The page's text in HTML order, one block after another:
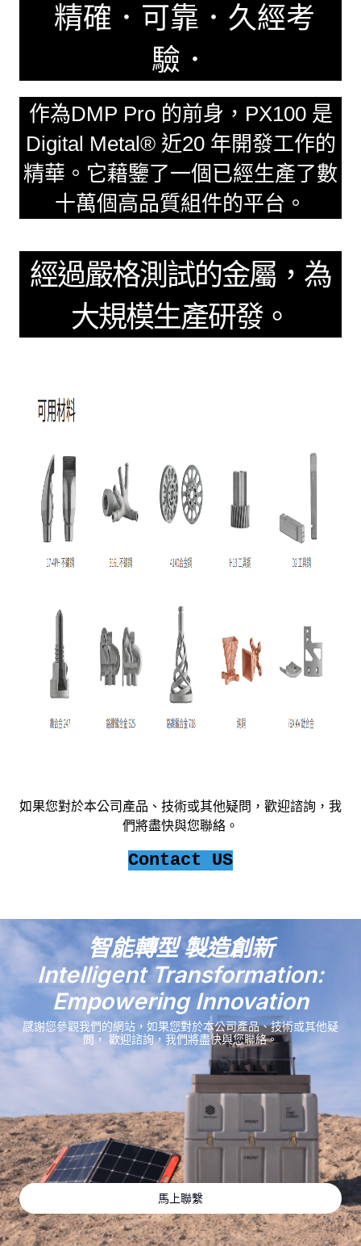
精確．可靠．久經考
驗．
作為DMP Pro 的前身，PX100 是
Digital Metal® 近20 年開發工作的
精華。它藉鑒了一個已經生產了數
十萬個高品質組件的平台。
經過嚴格測試的金屬，為
大規模生產研發。
如果您對於本公司產品、技術或其他疑問，歡迎諮詢，我
們將盡快與您聯絡。
Contact US
智能轉型 製造創新
Intelligent Transformation:
Empowering Innovation
感謝您參觀我們的網站，如果您對於本公司產品、技術或其他疑
問， 歡迎諮詢，我們將盡快與您聯絡。
馬上聯繫